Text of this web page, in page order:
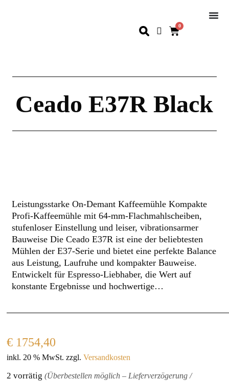
0
Ceado E37R Black
Leistungsstarke On-Demant Kaffeemühle Kompakte
Profi‑Kaffeemühle mit 64‑mm‑Flachmahlscheiben,
stufenloser Einstellung und leiser, vibrationsarmer
Bauweise Die Ceado E37R ist eine der beliebtesten
Mühlen der E37‑Serie und bietet eine perfekte Balance
aus Leistung, Laufruhe und kompakter Bauweise.
Entwickelt für Espresso‑Liebhaber, die Wert auf
konstante Ergebnisse und hochwertige…
€ 1754,40
inkl. 20 % MwSt. zzgl.Versandkosten
2 vorrätig(Überbestellen möglich – Lieferverzögerung /